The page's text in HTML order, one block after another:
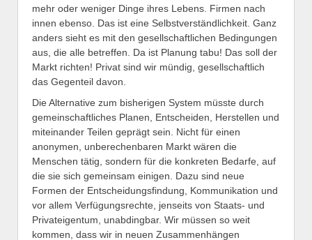
mehr oder weniger Dinge ihres Lebens. Firmen nach
innen ebenso. Das ist eine Selbstverständlichkeit. Ganz
anders sieht es mit den gesellschaftlichen Bedingungen
aus, die alle betreffen. Da ist Planung tabu! Das soll der
Markt richten! Privat sind wir mündig, gesellschaftlich
das Gegenteil davon.
Die Alternative zum bisherigen System müsste durch
gemeinschaftliches Planen, Entscheiden, Herstellen und
miteinander Teilen geprägt sein. Nicht für einen
anonymen, unberechenbaren Markt wären die
Menschen tätig, sondern für die konkreten Bedarfe, auf
die sie sich gemeinsam einigen. Dazu sind neue
Formen der Entscheidungsfindung, Kommunikation und
vor allem Verfügungsrechte, jenseits von Staats- und
Privateigentum, unabdingbar. Wir müssen so weit
kommen, dass wir in neuen Zusammenhängen